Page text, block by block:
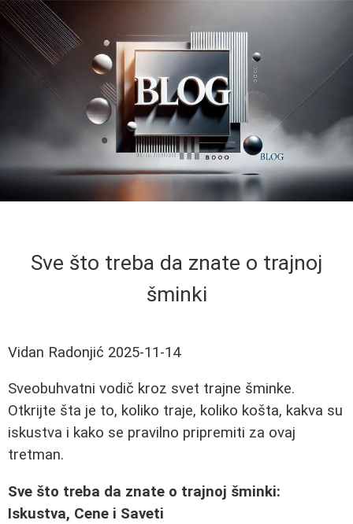
Sve što treba da znate o trajnoj
šminki
Vidan Radonjić 2025-11-14
Sveobuhvatni vodič kroz svet trajne šminke.
Otkrijte šta je to, koliko traje, koliko košta, kakva su
iskustva i kako se pravilno pripremiti za ovaj
tretman.
Sve što treba da znate o trajnoj šminki:
Iskustva, Cene i Saveti